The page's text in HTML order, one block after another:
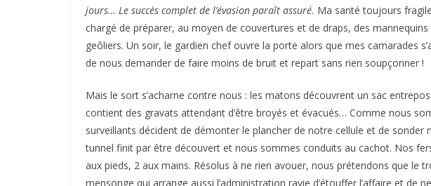
jours… Le succès complet de l’évasion paraît assuré. Ma santé toujours
chargé de préparer, au moyen de couvertures et de draps, des
geôliers. Un soir, le gardien chef ouvre la porte alors que mes camarades
de nous demander de faire moins de bruit et repart sans rien soupçonner !
Mais le sort s’acharne contre nous : les matons découvrent un sac
contient des gravats attendant d’être broyés et évacués… Comme nous
surveillants décident de démonter le plancher de notre cellule et de sonder
tunnel finit par être découvert et nous sommes conduits au cachot. Nos
aux pieds, 2 aux mains. Résolus à ne rien avouer, nous prétendons que le
mensonge qui arrange aussi l’administration ravie d’étouffer l’affaire et de